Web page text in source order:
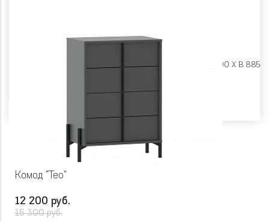
Ш 450 X Г 400 X В 885
Комод "Тео"
12 200 руб.
15 300 руб.